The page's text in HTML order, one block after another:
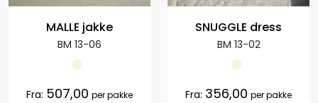
MALLE jakke
BM 13-06
Fra: 507,00 per pakke
SNUGGLE dress
BM 13-02
Fra: 356,00 per pakke